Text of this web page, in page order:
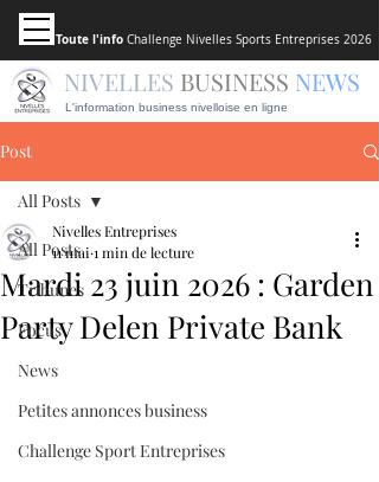
Toute l'info Challenge Nivelles Sports Entreprises 2026
L'information business nivelloise en ligne
NIVELLES BUSINESS NEWS
Post
All Posts
Tribunes
Focus
News
Petites annonces business
Challenge Sport Entreprises
All Posts
Mardi 23 juin 2026 : Garden
Party Delen Private Bank
Nivelles Entreprises
11 mai 1 min de lecture